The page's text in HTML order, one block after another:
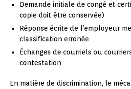
Demande initiale de congé et
copie doit être conservée)
Réponse écrite de l’employeur
classification erronée
Échanges de courriels ou
contestation
En matière de discrimination, le